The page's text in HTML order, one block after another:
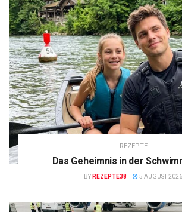
REZEPTE
Das Geheimnis in der
BY REZEPTE38 5 AUGUST 2026